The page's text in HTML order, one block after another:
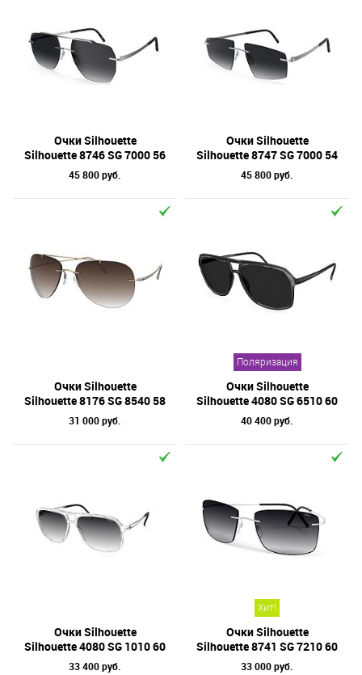
Очки Silhouette
Silhouette 8746 SG 7000 56
45 800 руб.
Очки Silhouette
Silhouette 8747 SG 7000 54
45 800 руб.
Очки Silhouette
Silhouette 8176 SG 8540 58
31 000 руб.
Поляризация
Очки Silhouette
Silhouette 4080 SG 6510 60
40 400 руб.
Очки Silhouette
Silhouette 4080 SG 1010 60
33 400 руб.
Хит!
Очки Silhouette
Silhouette 8741 SG 7210 60
33 000 руб.